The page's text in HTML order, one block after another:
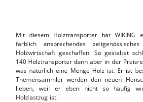
Mit diesem Holztransporter hat WIKING
farblich ansprechendes
Holzwirtschaft geschaffen. So gestaltet
140 Holztransporter dann aber in der
was natürlich eine Menge Holz ist. Er ist
Themensammler werden den neuen
lieben, weil er eben nicht so häufig
Holzlastzug ist.